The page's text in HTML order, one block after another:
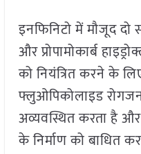
इनफिनिटो में मौजूद
और प्रोपामोकार्ब
को नियंत्रित करने के
फ्लुओपिकोलाइड
अव्यवस्थित करता है
के निर्माण को बाधित